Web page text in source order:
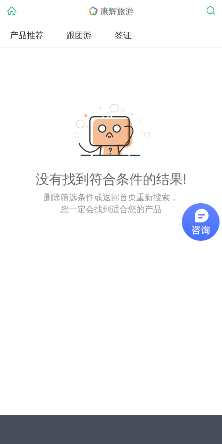
康辉旅游
产品推荐
跟团游 签证
没有找到符合条件的结果!
删除筛选条件或返回首页重新搜索，
您一定会找到适合您的产品